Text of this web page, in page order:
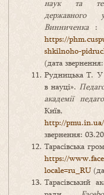
наук та
державного
Винниченка :
https://
shkilnoho-
(дата
Рудницька Т. У
в науці».
академії
http://
звернення:
Тарасівська
https://
locale=ru_RU
Тарасівський